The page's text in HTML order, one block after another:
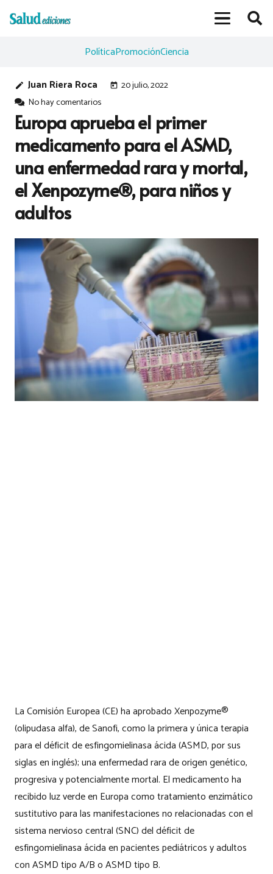
PolíticaPromociónCiencia
edit Juan Riera Roca today 20 julio, 2022
No hay comentarios
Europa aprueba el primer
medicamento para el ASMD,
una enfermedad rara y mortal,
el Xenpozyme®, para niños y
adultos
La Comisión Europea (CE) ha aprobado Xenpozyme®
(olipudasa alfa), de Sanofi, como la primera y única terapia
para el déficit de esfingomielinasa ácida (ASMD, por sus
siglas en inglés); una enfermedad rara de origen genético,
progresiva y potencialmente mortal. El medicamento ha
recibido luz verde en Europa como tratamiento enzimático
sustitutivo para las manifestaciones no relacionadas con el
sistema nervioso central (SNC) del déficit de
esfingomielinasa ácida en pacientes pediátricos y adultos
con ASMD tipo A/B o ASMD tipo B.